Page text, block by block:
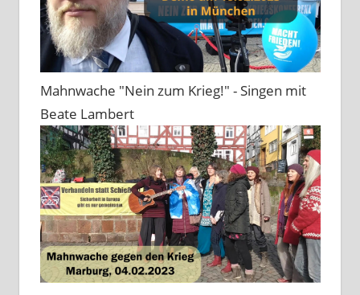
Mahnwache "Nein zum Krieg!" - Singen mit
Beate Lambert